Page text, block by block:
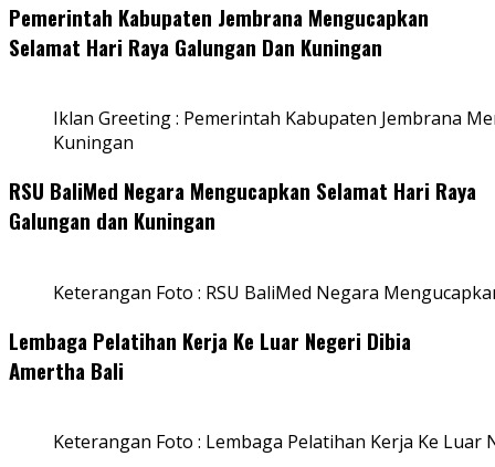
Pemerintah Kabupaten Jembrana Mengucapkan
Selamat Hari Raya Galungan Dan Kuningan
Iklan Greeting : Pemerintah Kabupaten Jembrana
Kuningan
RSU BaliMed Negara Mengucapkan Selamat Hari Raya
Galungan dan Kuningan
Keterangan Foto : RSU BaliMed Negara
Lembaga Pelatihan Kerja Ke Luar Negeri Dibia
Amertha Bali
Keterangan Foto : Lembaga Pelatihan Kerja Ke Luar